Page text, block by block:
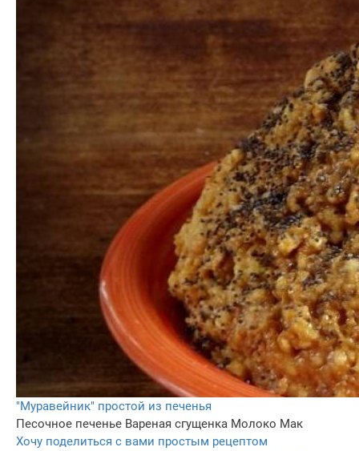
"Муравейник" простой из печенья
Песочное печенье Вареная сгущенка Молоко Мак
Хочу поделиться с вами простым рецептом